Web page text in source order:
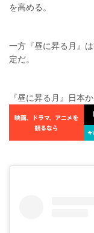
を高める。
一方『昼に昇る月』
定だ。
『昼に昇る月』日本